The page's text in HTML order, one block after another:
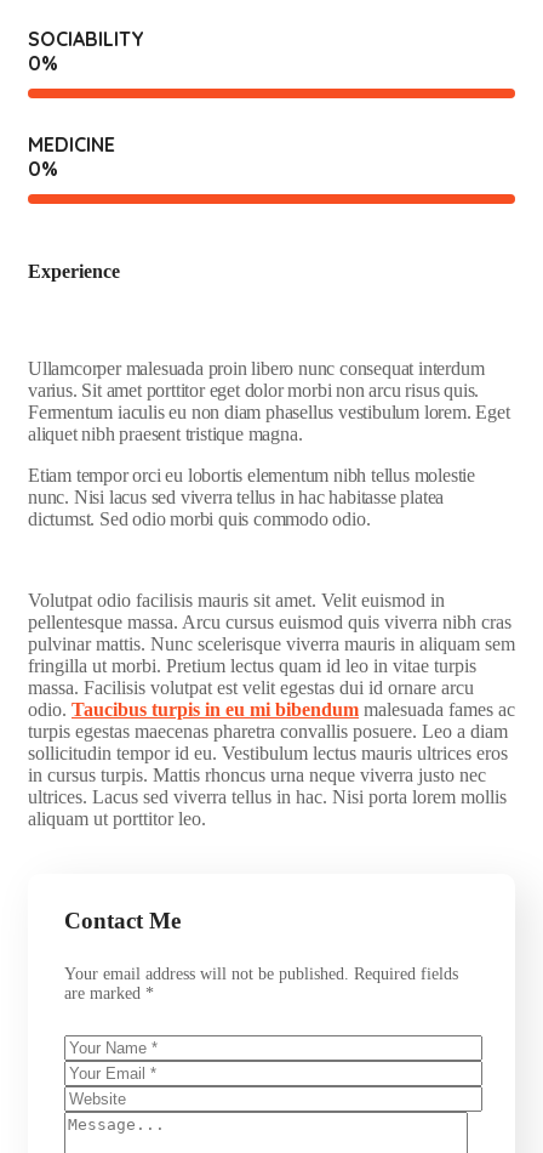
SOCIABILITY
0%
MEDICINE
0%
Experience
Ullamcorper malesuada proin libero nunc consequat interdum
varius. Sit amet porttitor eget dolor morbi non arcu risus quis.
Fermentum iaculis eu non diam phasellus vestibulum lorem. Eget
aliquet nibh praesent tristique magna.
Etiam tempor orci eu lobortis elementum nibh tellus molestie
nunc. Nisi lacus sed viverra tellus in hac habitasse platea
dictumst. Sed odio morbi quis commodo odio.
Volutpat odio facilisis mauris sit amet. Velit euismod in
pellentesque massa. Arcu cursus euismod quis viverra nibh cras
pulvinar mattis. Nunc scelerisque viverra mauris in aliquam sem
fringilla ut morbi. Pretium lectus quam id leo in vitae turpis
massa. Facilisis volutpat est velit egestas dui id ornare arcu
odio. Taucibus turpis in eu mi bibendum malesuada fames ac
turpis egestas maecenas pharetra convallis posuere. Leo a diam
sollicitudin tempor id eu. Vestibulum lectus mauris ultrices eros
in cursus turpis. Mattis rhoncus urna neque viverra justo nec
ultrices. Lacus sed viverra tellus in hac. Nisi porta lorem mollis
aliquam ut porttitor leo.
Contact Me
Your email address will not be published. Required fields
are marked *